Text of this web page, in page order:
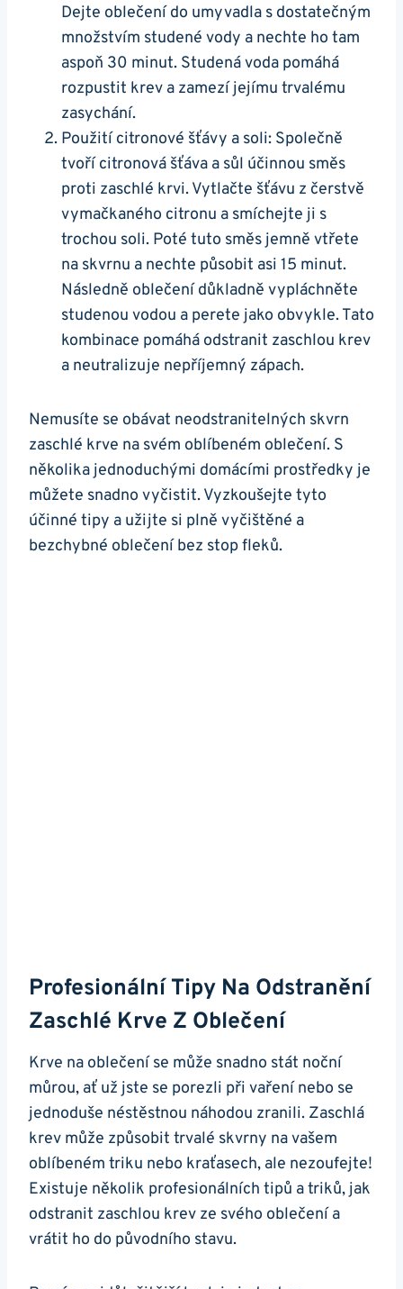
Dejte oblečení do umyvadla s dostatečným
množstvím studené vody a nechte ho tam
aspoň 30 minut. Studená voda pomáhá
rozpustit krev a zamezí jejímu trvalému
zasychání.
Použití citronové šťávy a soli: Společně
tvoří citronová šťáva a sůl účinnou směs
proti zaschlé krvi. Vytlačte šťávu z čerstvě
vymačkaného citronu a smíchejte ji s
trochou soli. Poté tuto směs jemně vtřete
na skvrnu a nechte působit asi 15 minut.
Následně oblečení důkladně vypláchněte
studenou vodou a perete jako obvykle. Tato
kombinace pomáhá odstranit zaschlou krev
a neutralizuje nepříjemný zápach.
Nemusíte se obávat neodstranitelných skvrn
zaschlé krve na svém oblíbeném oblečení. S
několika jednoduchými domácími prostředky je
můžete snadno vyčistit. Vyzkoušejte tyto
účinné tipy a užijte si plně vyčištěné a
bezchybné oblečení bez stop fleků.
Profesionální Tipy Na Odstranění
Zaschlé Krve Z Oblečení
Krve na oblečení se může snadno stát noční
můrou, ať už jste se porezli při vaření nebo se
jednoduše néstěstnou náhodou zranili. Zaschlá
krev může způsobit trvalé skvrny na vašem
oblíbeném triku nebo kraťasech, ale nezoufejte!
Existuje několik profesionálních tipů a triků, jak
odstranit zaschlou krev ze svého oblečení a
vrátit ho do původního stavu.